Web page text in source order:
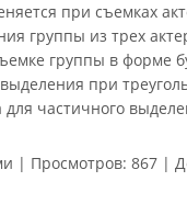
при съемках
группы из трех
группы в форме
при
частичного
| Просмотров: 867 |